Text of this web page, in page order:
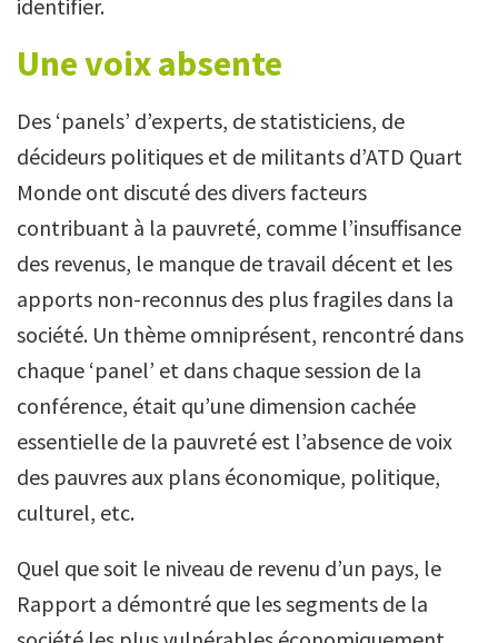
identifier.
Une voix absente
Des ‘panels’ d’experts, de statisticiens, de
décideurs politiques et de militants d’ATD Quart
Monde ont discuté des divers facteurs
contribuant à la pauvreté, comme l’insuffisance
des revenus, le manque de travail décent et les
apports non-reconnus des plus fragiles dans la
société. Un thème omniprésent, rencontré dans
chaque ‘panel’ et dans chaque session de la
conférence, était qu’une dimension cachée
essentielle de la pauvreté est l’absence de voix
des pauvres aux plans économique, politique,
culturel, etc.
Quel que soit le niveau de revenu d’un pays, le
Rapport a démontré que les segments de la